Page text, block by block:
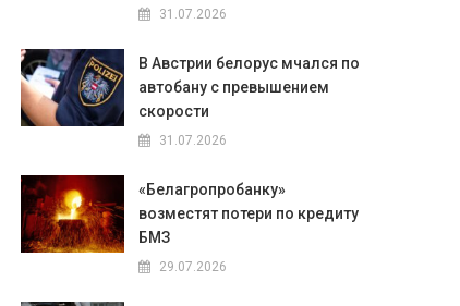
31.07.2026
В Австрии белорус мчался по
автобану с превышением
скорости
31.07.2026
«Белагропробанку»
возместят потери по кредиту
БМЗ
29.07.2026